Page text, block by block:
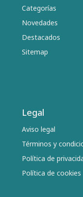
Categorías
Novedades
Destacados
Sitemap
Legal
Aviso legal
Términos y
Política de
Política de cookies